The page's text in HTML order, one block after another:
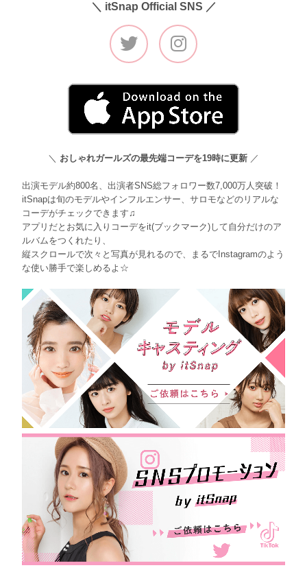
＼ itSnap Official SNS ／
＼ おしゃれガールズの最先端コーデを19時に更新 ／
出演モデル約800名、出演者SNS総フォロワー数7,000万人突破！
itSnapは旬のモデルやインフルエンサー、サロモなどのリアルな
コーデがチェックできます♫
アプリだとお気に入りコーデをit(ブックマーク)して自分だけのア
ルバムをつくれたり、
縦スクロールで次々と写真が見れるので、まるでInstagramのよう
な使い勝手で楽しめるよ☆